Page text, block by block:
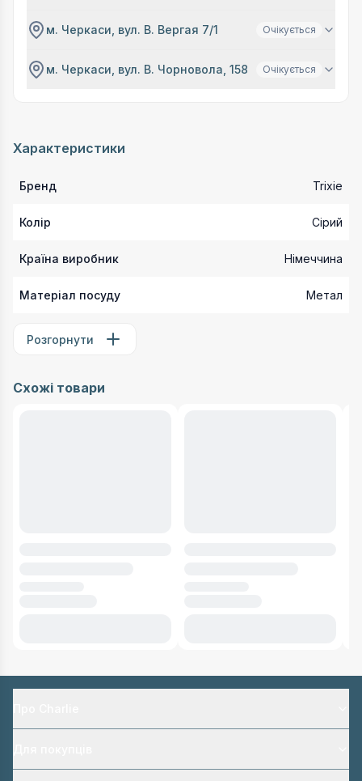
м. Черкаси, вул. В. Вергая 7/1 Очікується
м. Черкаси, вул. В. Чорновола, 158 Очікується
Характеристики
Бренд Trixie
Колір Сірий
Країна виробник Німеччина
Матеріал посуду Метал
Розгорнути
Схожі товари